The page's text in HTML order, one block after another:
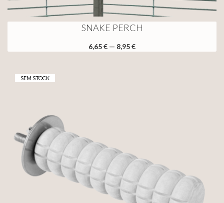
SNAKE PERCH
6,65 € — 8,95 €
SEM STOCK